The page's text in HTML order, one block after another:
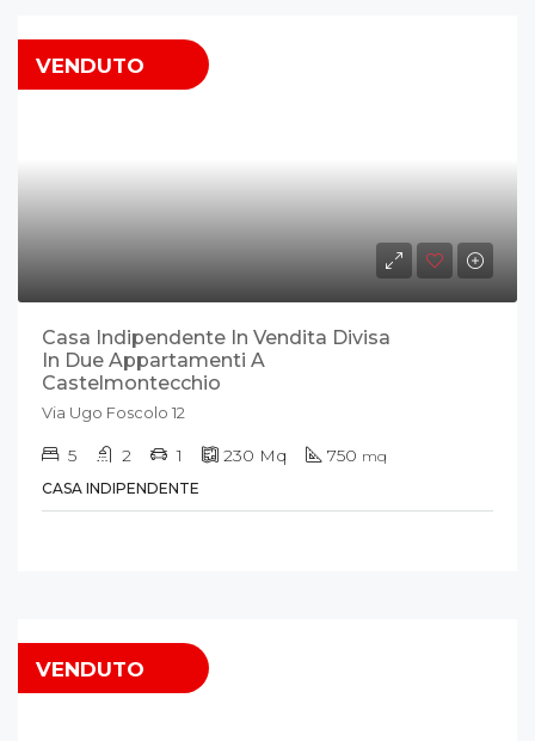
VENDUTO
Casa Indipendente In Vendita Divisa
In Due Appartamenti A
Castelmontecchio
Via Ugo Foscolo 12
5 2 1 230 Mq 750 mq
CASA INDIPENDENTE
VENDUTO